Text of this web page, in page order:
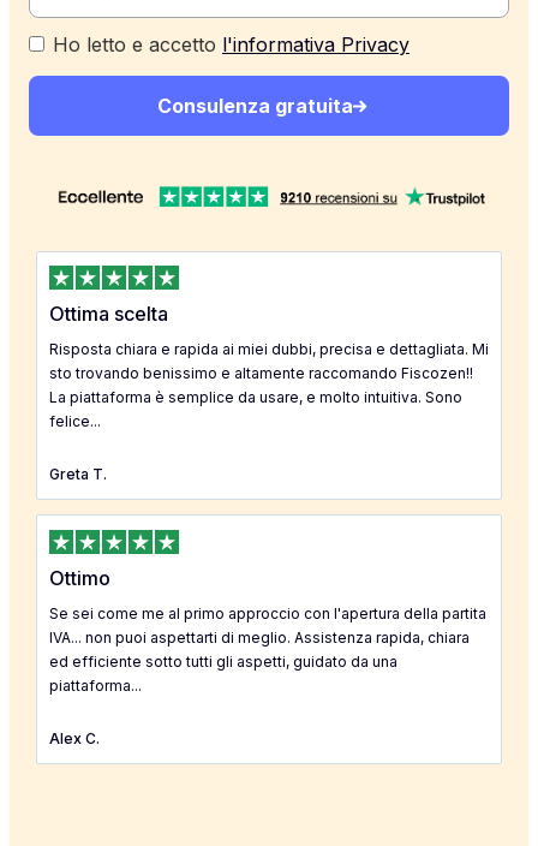
Ho letto e accetto l'informativa Privacy
Consulenza gratuita
Ottima scelta
Risposta chiara e rapida ai miei dubbi, precisa e dettagliata. Mi
sto trovando benissimo e altamente raccomando Fiscozen!!
La piattaforma è semplice da usare, e molto intuitiva. Sono
felice...
Greta T.
Ottimo
Se sei come me al primo approccio con l'apertura della partita
IVA... non puoi aspettarti di meglio. Assistenza rapida, chiara
ed efficiente sotto tutti gli aspetti, guidato da una
piattaforma...
Alex C.